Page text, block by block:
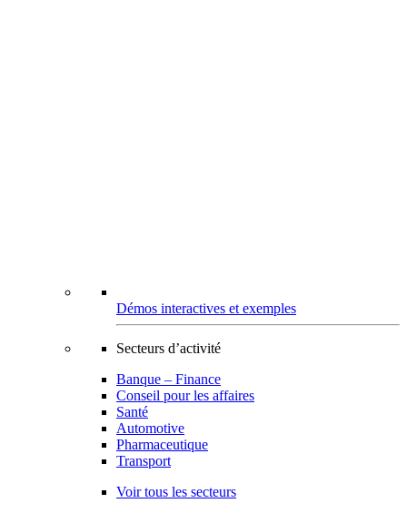
Démos interactives et exemples
Secteurs d’activité
Banque – Finance
Conseil pour les affaires
Santé
Automotive
Pharmaceutique
Transport
Voir tous les secteurs